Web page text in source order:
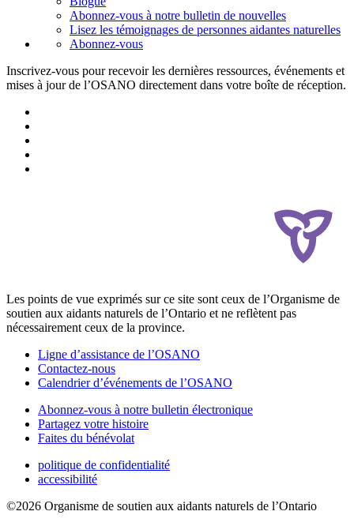
Abonnez-vous à notre bulletin de nouvelles
Lisez les témoignages de personnes aidantes naturelles
Abonnez-vous
Inscrivez-vous pour recevoir les dernières ressources, événements et
mises à jour de l’OSANO directement dans votre boîte de réception.
Les points de vue exprimés sur ce site sont ceux de l’Organisme de
soutien aux aidants naturels de l’Ontario et ne reflètent pas
nécessairement ceux de la province.
Ligne d’assistance de l’OSANO
Contactez-nous
Calendrier d’événements de l’OSANO
Abonnez-vous à notre bulletin électronique
Partagez votre histoire
Faites du bénévolat
politique de confidentialité
accessibilité
©2026 Organisme de soutien aux aidants naturels de l’Ontario